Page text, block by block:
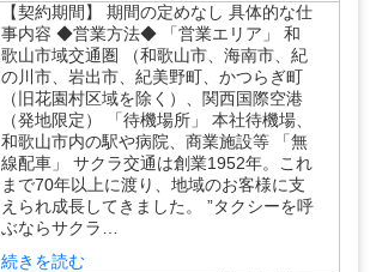
【契約期間】 期間の定めなし 具体的な仕
事内容 ◆営業方法◆ 「営業エリア」 和
歌山市域交通圏 （和歌山市、海南市、紀
の川市、岩出市、紀美野町、かつらぎ町
（旧花園村区域を除く）、関西国際空港
（発地限定） 「待機場所」 本社待機場、
和歌山市内の駅や病院、商業施設等 「無
線配車」 サクラ交通は創業1952年。これ
まで70年以上に渡り、地域のお客様に支
えられ成長してきました。 ”タクシーを呼
ぶならサクラ…
続きを読む